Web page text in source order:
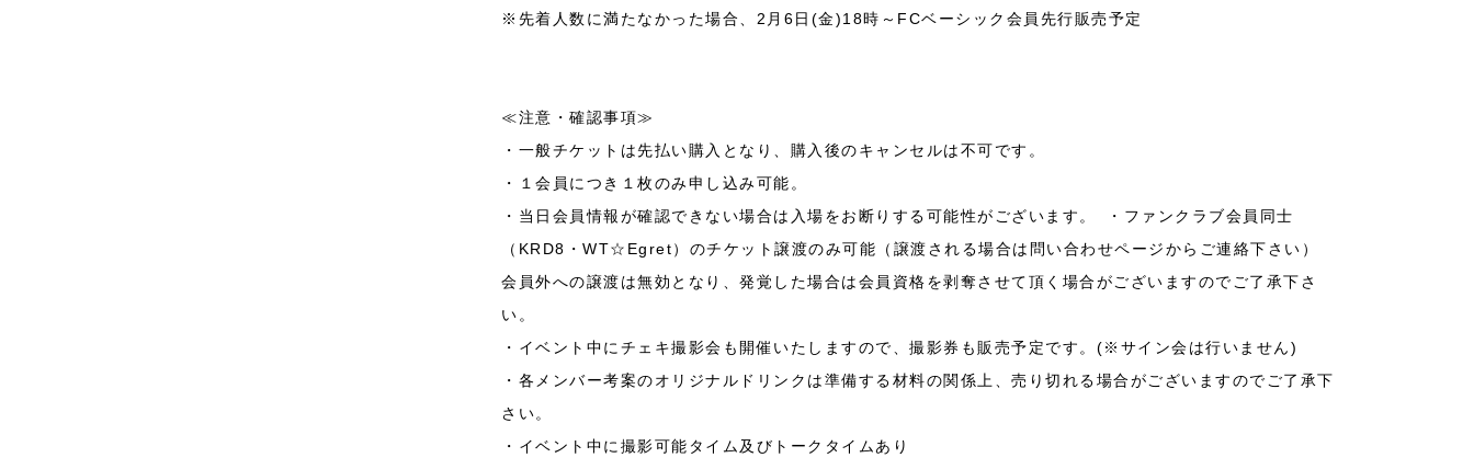
※先着人数に満たなかった場合、2月6日(金)18時～FCベーシック会員先行販売予定
≪注意・確認事項≫
・一般チケットは先払い購入となり、購入後のキャンセルは不可です。
・１会員につき１枚のみ申し込み可能。
・当日会員情報が確認できない場合は入場をお断りする可能性がございます。 ・ファンクラブ会員同士
（KRD8・WT☆Egret）のチケット譲渡のみ可能（譲渡される場合は問い合わせページからご連絡下さい）
会員外への譲渡は無効となり、発覚した場合は会員資格を剥奪させて頂く場合がございますのでご了承下さ
い。
・イベント中にチェキ撮影会も開催いたしますので、撮影券も販売予定です。(※サイン会は行いません)
・各メンバー考案のオリジナルドリンクは準備する材料の関係上、売り切れる場合がございますのでご了承下
さい。
・イベント中に撮影可能タイム及びトークタイムあり